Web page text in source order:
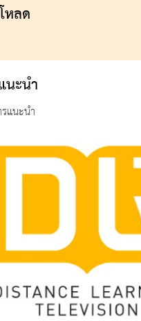
หลด
นะนำ
แนะนำ